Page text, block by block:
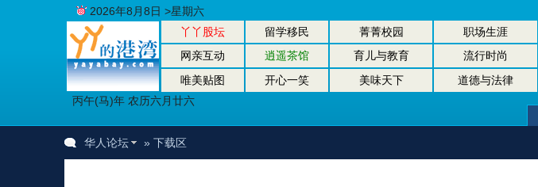
丫丫股坛 留学移民 菁菁校园 职场生涯
网亲互动
逍遥茶馆 育儿与教育 流行时尚
唯美贴图
开心一笑 美味天下 道德与法律
丙午(马)年 农历六月廿六
2026年8月8日 >星期六
华人论坛 » 下载区